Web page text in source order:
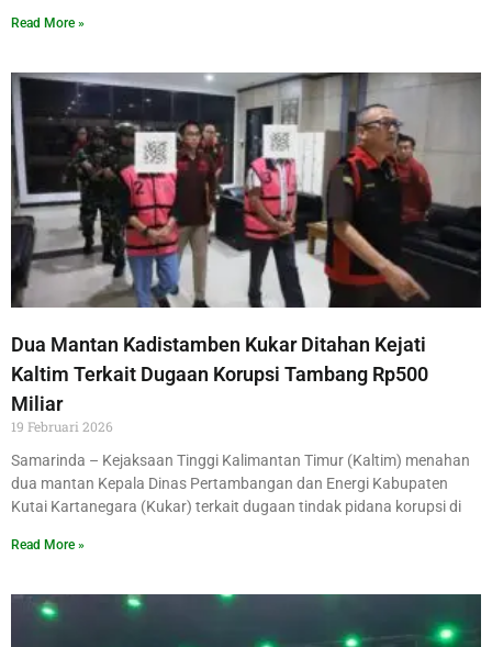
Read More »
Dua Mantan Kadistamben Kukar Ditahan Kejati
Kaltim Terkait Dugaan Korupsi Tambang Rp500
Miliar
19 Februari 2026
Samarinda – Kejaksaan Tinggi Kalimantan Timur (Kaltim) menahan
dua mantan Kepala Dinas Pertambangan dan Energi Kabupaten
Kutai Kartanegara (Kukar) terkait dugaan tindak pidana korupsi di
Read More »